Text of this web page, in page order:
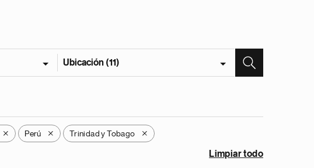
Ubicación (11)
X Perú X Trinidad y Tobago X
Limpiar todo